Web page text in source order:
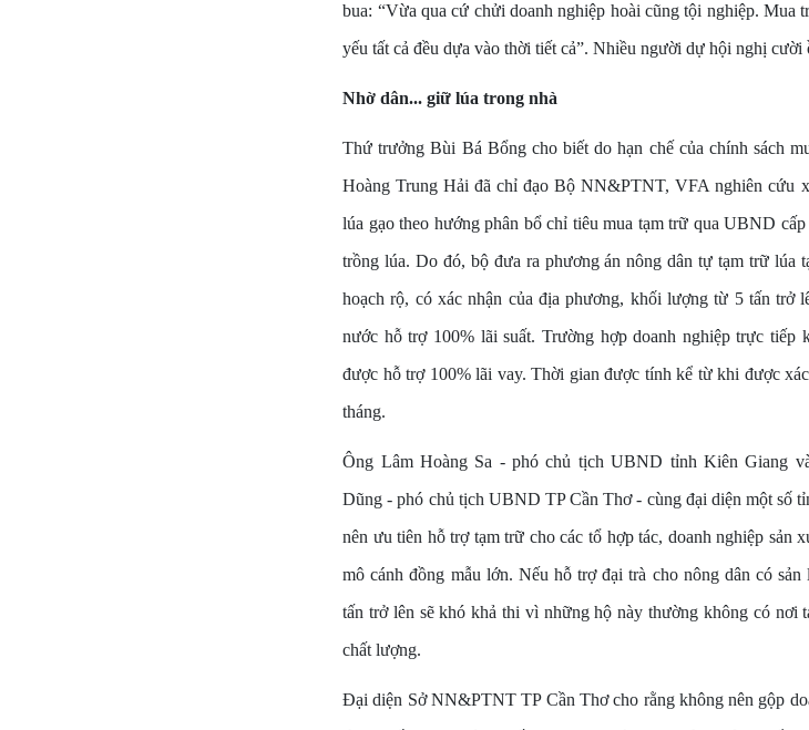
bua: “Vừa qua cứ chửi doanh nghiệp hoài cũng tội nghiệp. Mua
yếu tất cả đều dựa vào thời tiết cả”. Nhiều người dự hội nghị cười
Nhờ dân... giữ lúa trong nhà
Thứ trưởng Bùi Bá Bổng cho biết do hạn chế của chính sách
Hoàng Trung Hải đã chỉ đạo Bộ NN&PTNT, VFA nghiên cứu
lúa gạo theo hướng phân bổ chỉ tiêu mua tạm trữ qua UBND
trồng lúa. Do đó, bộ đưa ra phương án nông dân tự tạm trữ lúa
hoạch rộ, có xác nhận của địa phương, khối lượng từ 5 tấn trở
nước hỗ trợ 100% lãi suất. Trường hợp doanh nghiệp trực tiếp
được hỗ trợ 100% lãi vay. Thời gian được tính kể từ khi được
tháng.
Ông Lâm Hoàng Sa - phó chủ tịch UBND tỉnh Kiên Giang
Dũng - phó chủ tịch UBND TP Cần Thơ - cùng đại diện một số
nên ưu tiên hỗ trợ tạm trữ cho các tổ hợp tác, doanh nghiệp sản
mô cánh đồng mẫu lớn. Nếu hỗ trợ đại trà cho nông dân có
tấn trở lên sẽ khó khả thi vì những hộ này thường không có nơi
chất lượng.
Đại diện Sở NN&PTNT TP Cần Thơ cho rằng không nên gộp